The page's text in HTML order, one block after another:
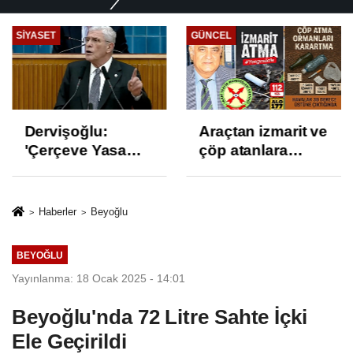
SIYASET
Dervişoğlu:
'Çerçeve Yasa
ve İhanet
GÜNCEL
Araçtan izmarit ve
çöp atanlara
Haberler Beyoğlu
BEYOĞLU
Yayınlanma: 18 Ocak 2025 - 14:01
Beyoğlu'nda 72 Litre Sahte İçki
Ele Geçirildi